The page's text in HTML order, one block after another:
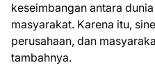
keseimbangan antara
masyarakat. Karena itu,
perusahaan, dan
tambahnya.